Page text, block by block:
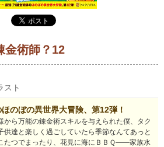
金術師？12
スト
のぼの異世界大冒険、第12弾！
から万能の錬金術スキルを与えられた僕、タク
供達と楽しく過ごしていたら季節なんてあっと
たつでまったり、花見に海にＢＢＱ――家族水